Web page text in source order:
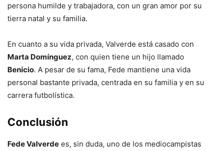
persona humilde y trabajadora, con un gran amor por su
tierra natal y su familia.
En cuanto a su vida privada, Valverde está casado con
Marta Domínguez, con quien tiene un hijo llamado
Benicio. A pesar de su fama, Fede mantiene una vida
personal bastante privada, centrada en su familia y en su
carrera futbolística.
Conclusión
Fede Valverde es, sin duda, uno de los mediocampistas